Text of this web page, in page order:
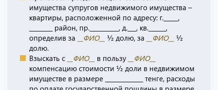
имущества супругов недвижимого имущества –
квартиры, расположенной по адресу: г._____,
________ район, пр.__________, д.___, кв.______,
определив за
__ФИО__ ½ долю, за __ФИО__
½
долю.
Взыскать с
__ФИО__ в пользу
__ФИО__
компенсацию стоимости ½ доли в недвижимом
имуществе в размере _____________ тенге, расходы